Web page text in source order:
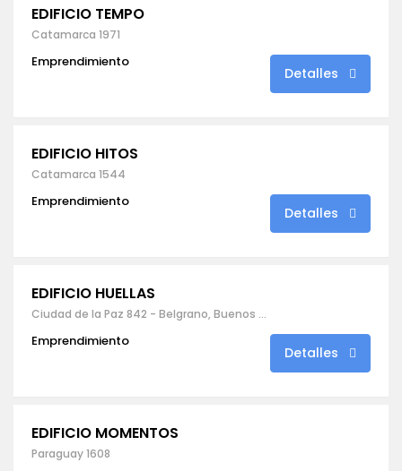
EDIFICIO TEMPO
Catamarca 1971
Emprendimiento
Detalles
EDIFICIO HITOS
Catamarca 1544
Emprendimiento
Detalles
EDIFICIO HUELLAS
Ciudad de la Paz 842 - Belgrano, Buenos Aires
Emprendimiento
Detalles
EDIFICIO MOMENTOS
Paraguay 1608